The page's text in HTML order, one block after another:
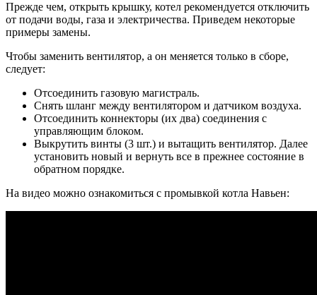
Прежде чем, открыть крышку, котел рекомендуется отключить
от подачи воды, газа и электричества. Приведем некоторые
примеры замены.
Чтобы заменить вентилятор, а он меняется только в сборе,
следует:
Отсоединить газовую магистраль.
Снять шланг между вентилятором и датчиком воздуха.
Отсоединить коннекторы (их два) соединения с
управляющим блоком.
Выкрутить винты (3 шт.) и вытащить вентилятор. Далее
установить новый и вернуть все в прежнее состояние в
обратном порядке.
На видео можно ознакомиться с промывкой котла Навьен: